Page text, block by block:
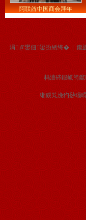
阿联酋中国商会拜年
涓ぎ鐢佃鍙扮綉绔� 鑱
杩濇硶鍜屼笉
缃戜笂浼犳挱瑙